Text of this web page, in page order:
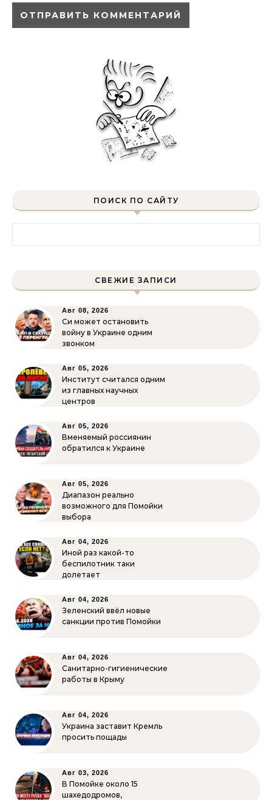
ПОИСК ПО САЙТУ
СВЕЖИЕ ЗАПИСИ
Авг 08, 2026
Си может остановить
войну в Украине одним
звонком
Авг 05, 2026
Институт считался одним
из главных научных
центров
Авг 05, 2026
Вменяемый россиянин
обратился к Украине
Авг 05, 2026
Диапазон реально
возможного для Помойки
выбора
Авг 04, 2026
Иной раз какой-то
беспилотник таки
долетает
Авг 04, 2026
Зеленский ввёл новые
санкции против Помойки
Авг 04, 2026
Санитарно-гигиенические
работы в Крыму
Авг 04, 2026
Украина заставит Кремль
просить пощады
Авг 03, 2026
В Помойке около 15
шахедодромов,